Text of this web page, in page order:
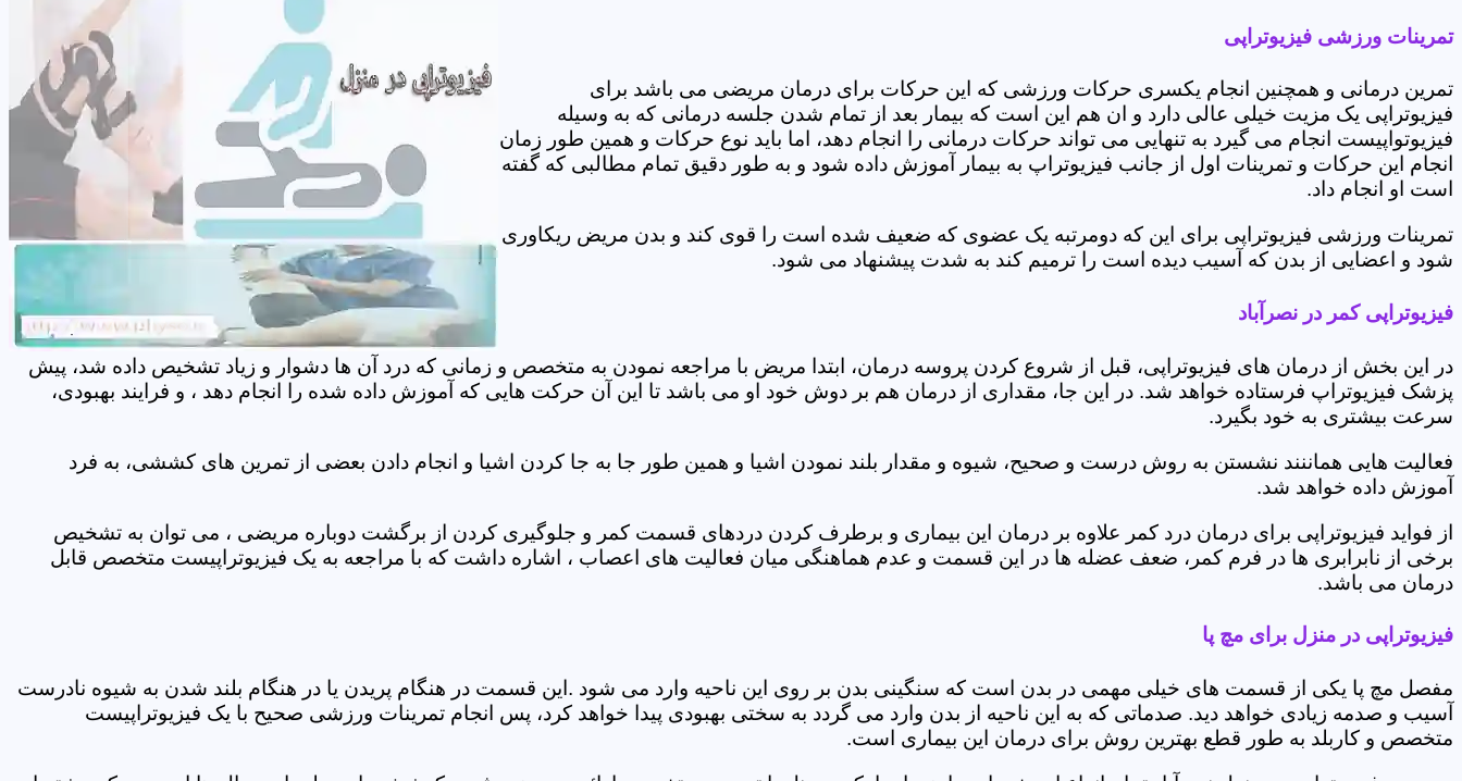
تمرینات ورزشی فیزیوتراپی
تمرین درمانی و همچنین انجام یکسری حرکات ورزشی که این حرکات برای درمان مریضی می باشد برای
فیزیوتراپی یک مزیت خیلی عالی دارد و ان هم این است که بیمار بعد از تمام شدن جلسه درمانی که به وسیله
فیزیوتواپیست انجام می گیرد به تنهایی می تواند حرکات درمانی را انجام دهد، اما باید نوع حرکات و همین طور زمان
انجام این حرکات و تمرینات اول از جانب فیزیوتراپ به بیمار آموزش داده شود و به طور دقیق تمام مطالبی که گفته
است او انجام داد.
تمرینات ورزشی فیزیوتراپی برای این که دومرتبه یک عضوی که ضعیف شده است را قوی کند و بدن مریض ریکاوری
شود و اعضایی از بدن که آسیب دیده است را ترمیم کند به شدت پیشنهاد می شود.
فیزیوتراپی کمر در نصرآباد
در این بخش از درمان های فیزیوتراپی، قبل از شروع کردن پروسه درمان، ابتدا مریض با مراجعه نمودن به متخصص و زمانی که درد آن ها دشوار و زیاد تشخیص داده شد، پیش
پزشک فیزیوتراپ فرستاده خواهد شد. در این جا، مقداری از درمان هم بر دوش خود او می باشد تا این آن حرکت هایی که آموزش داده شده را انجام دهد ، و فرایند بهبودی،
سرعت بیشتری به خود بگیرد.
فعالیت هایی هماننند نشستن به روش درست و صحیح، شیوه و مقدار بلند نمودن اشیا و همین طور جا به جا کردن اشیا و انجام دادن بعضی از تمرین های کششی، به فرد
آموزش داده خواهد شد.
از فواید فیزیوتراپی برای درمان درد کمر علاوه بر درمان این بیماری و برطرف کردن دردهای قسمت کمر و جلوگیری کردن از برگشت دوباره مریضی ، می توان به تشخیص
برخی از نابرابری ها در فرم کمر، ضعف عضله ها در این قسمت و عدم هماهنگی میان فعالیت های اعصاب ، اشاره داشت که با مراجعه به یک فیزیوتراپیست متخصص قابل
درمان می باشد.
فیزیوتراپی در منزل برای مچ پا
مفصل مچ پا یکی از قسمت های خیلی مهمی در بدن است که سنگینی بدن بر روی این ناحیه وارد می شود .این قسمت در هنگام پریدن یا در هنگام بلند شدن به شیوه نادرست
آسیب و صدمه زیادی خواهد دید. صدماتی که به این ناحیه از بدن وارد می گردد به سختی بهبودی پیدا خواهد کرد، پس انجام تمرینات ورزشی صحیح با یک فیزیوتراپیست
متخصص و کاربلد به طور قطع بهترین روش برای درمان این بیماری است.